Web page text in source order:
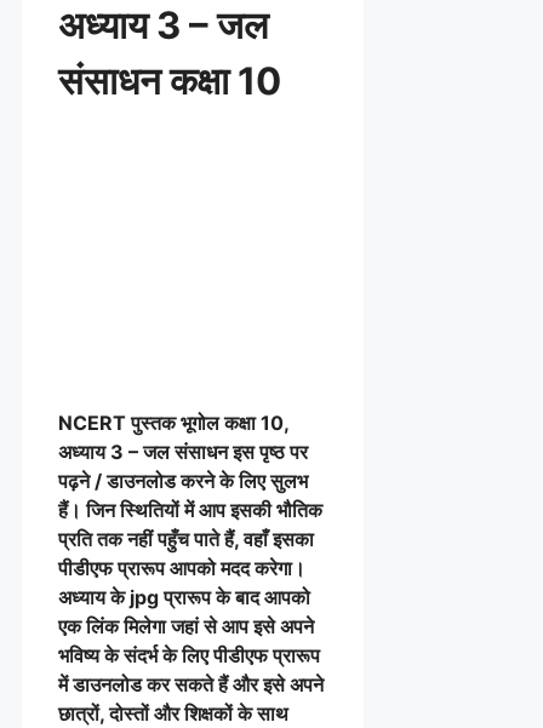
अध्याय 3 – जल
संसाधन कक्षा 10
NCERT पुस्तक भूगोल कक्षा 10,
अध्याय 3 – जल संसाधन इस पृष्ठ पर
पढ़ने / डाउनलोड करने के लिए सुलभ
हैं। जिन स्थितियों में आप इसकी भौतिक
प्रति तक नहीं पहुँच पाते हैं, वहाँ इसका
पीडीएफ प्रारूप आपको मदद करेगा।
अध्याय के jpg प्रारूप के बाद आपको
एक लिंक मिलेगा जहां से आप इसे अपने
भविष्य के संदर्भ के लिए पीडीएफ प्रारूप
में डाउनलोड कर सकते हैं और इसे अपने
छात्रों, दोस्तों और शिक्षकों के साथ